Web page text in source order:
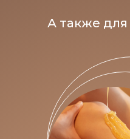
А также для